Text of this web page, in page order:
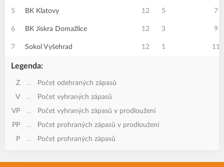
5 BK Klatovy 12 5 7
6 BK Jiskra Domažlice 12 3 9
7 Sokol Vyšehrad 12 1 11
Legenda:
Z ...
Počet odehraných zápasů
V
...
Počet vyhraných zápasů
VP
...
Počet vyhraných zápasů v prodloužení
PP
...
Počet prohraných zápasů v prodloužení
P
... Počet prohraných zápasů